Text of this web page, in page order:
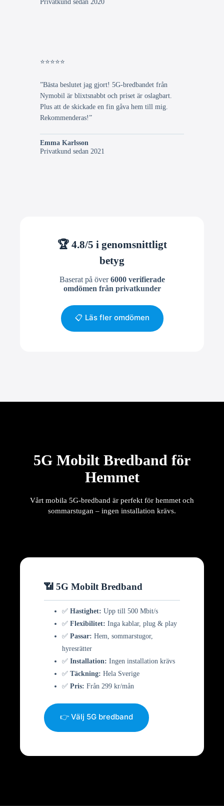
⭐⭐⭐⭐⭐
”Bästa beslutet jag gjort! 5G-bredbandet från
Nymobil är blixtsnabbt och priset är oslagbart.
Plus att de skickade en fin gåva hem till mig.
Rekommenderas!”
Emma Karlsson
Privatkund sedan 2021
🏆 4.8/5 i genomsnittligt
betyg
Baserat på över6000 verifierade
omdömen från privatkunder
📋 Läs fler omdömen
5G Mobilt Bredband för
Hemmet
Vårt mobila 5G-bredband är perfekt för hemmet och
sommarstugan – ingen installation krävs.
📶 5G Mobilt Bredband
✅ Hastighet: Upp till 500 Mbit/s
✅ Flexibilitet: Inga kablar, plug & play
✅ Passar: Hem, sommarstugor,
hyresrätter
✅ Installation: Ingen installation krävs
✅ Täckning: Hela Sverige
✅ Pris: Från 299 kr/mån
👉 Välj 5G bredband